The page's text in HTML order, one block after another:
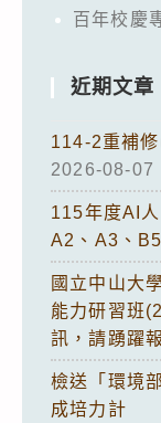
百年校慶
近期文章
114-2重補
2026-08-07
115年度AI
A2、A3、
國立中山大
能力研習班
訊，請踴躍
檢送「環境
成培力計